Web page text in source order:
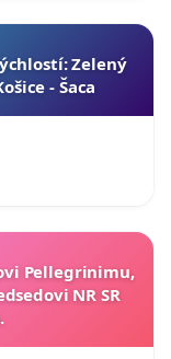
Zelený
- Šaca
Pellegrinimu,
NR SR